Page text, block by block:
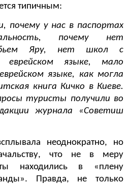
типичным:
почему у нас в паспортах
почему нет
Яру, нет школ с
еврейском языке, мало
языке, как могла
книга Кичко в Киеве.
туристы получили во
журнала «Советиш
неоднократно, но
что не в меру
находились в «плену
Правда, не только